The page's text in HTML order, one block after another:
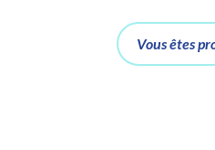
Vous êtes